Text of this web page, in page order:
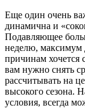
Еще один очень
динамична и
Подавляющее
неделю, максимум
причинам хочется
вам нужно снять
рассчитывать на
высокого сезона.
условия, всегда